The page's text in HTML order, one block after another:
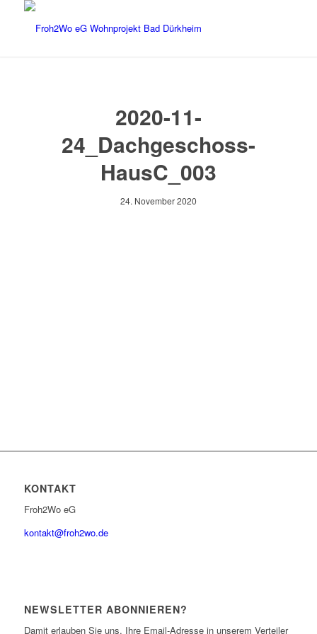
2020-11-
24_Dachgeschoss-
HausC_003
24. November 2020
KONTAKT
Froh2Wo eG
kontakt@froh2wo.de
NEWSLETTER ABONNIEREN?
Damit erlauben Sie uns, Ihre Email-Adresse in unserem Verteiler